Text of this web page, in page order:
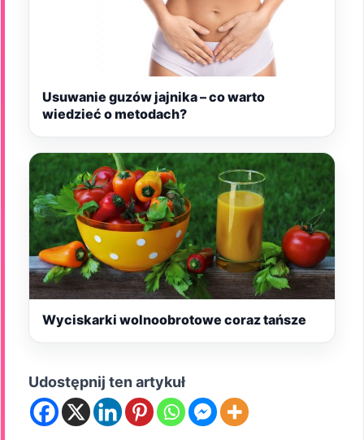
Usuwanie guzów jajnika – co warto
wiedzieć o metodach?
Wyciskarki wolnoobrotowe coraz tańsze
Udostępnij ten artykuł